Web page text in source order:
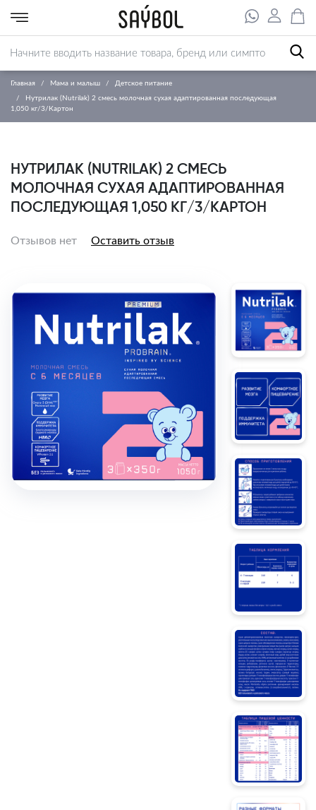
Главная Мама и малыш Детское питание
Нутрилак (Nutrilak) 2 смесь молочная сухая адаптированная последующая
1,050 кг/3/Картон
НУТРИЛАК (NUTRILAK) 2 СМЕСЬ
МОЛОЧНАЯ СУХАЯ АДАПТИРОВАННАЯ
ПОСЛЕДУЮЩАЯ 1,050 КГ/3/КАРТОН
Отзывов нет Оставить отзыв